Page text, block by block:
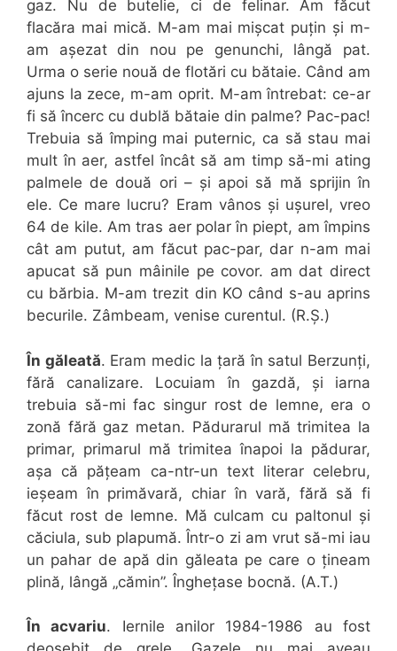
gaz. Nu de butelie, ci de felinar. Am făcut
flacăra mai mică. M-am mai mișcat puțin și m-
am așezat din nou pe genunchi, lângă pat.
Urma o serie nouă de flotări cu bătaie. Când am
ajuns la zece, m-am oprit. M-am întrebat: ce-ar
fi să încerc cu dublă bătaie din palme? Pac-pac!
Trebuia să împing mai puternic, ca să stau mai
mult în aer, astfel încât să am timp să-mi ating
palmele de două ori – și apoi să mă sprijin în
ele. Ce mare lucru? Eram vânos și ușurel, vreo
64 de kile. Am tras aer polar în piept, am împins
cât am putut, am făcut pac-par, dar n-am mai
apucat să pun mâinile pe covor. am dat direct
cu bărbia. M-am trezit din KO când s-au aprins
becurile. Zâmbeam, venise curentul. (R.Ș.)
În găleată. Eram medic la țară în satul Berzunți,
fără canalizare. Locuiam în gazdă, și iarna
trebuia să-mi fac singur rost de lemne, era o
zonă fără gaz metan. Pădurarul mă trimitea la
primar, primarul mă trimitea înapoi la pădurar,
așa că pățeam ca-ntr-un text literar celebru,
ieșeam în primăvară, chiar în vară, fără să fi
făcut rost de lemne. Mă culcam cu paltonul și
căciula, sub plapumă. Într-o zi am vrut să-mi iau
un pahar de apă din găleata pe care o țineam
plină, lângă „cămin”. Înghețase bocnă. (A.T.)
În acvariu. Iernile anilor 1984-1986 au fost